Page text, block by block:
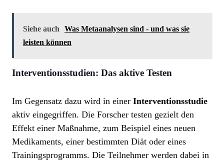
Siehe auch Was Metaanalysen sind - und was sie
leisten können
Interventionsstudien: Das aktive Testen
Im Gegensatz dazu wird in einer Interventionsstudie
aktiv eingegriffen. Die Forscher testen gezielt den
Effekt einer Maßnahme, zum Beispiel eines neuen
Medikaments, einer bestimmten Diät oder eines
Trainingsprogramms. Die Teilnehmer werden dabei in